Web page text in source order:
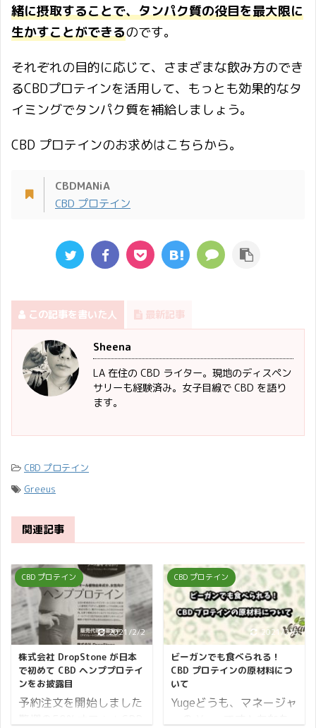
緒に摂取することで、タンパク質の役目を最大限に
生かすことができるのです。
それぞれの目的に応じて、さまざまな飲み方のでき
るCBDプロテインを活用して、もっとも効果的なタ
イミングでタンパク質を補給しましょう。
CBD プロテインのお求めはこちらから。
CBDMANiA
CBD プロテイン
この記事を書いた人 最新記事
Sheena
LA 在住の CBD ライター。現地のディスペン
サリーも経験済み。女子目線で CBD を語り
ます。
CBD プロテイン
Greeus
関連記事
CBD プロテイン
2021/2/2
株式会社 DropStone が日本
で初めて CBD ヘンププロテイ
ンをお披露目
予約注文を開始しました
CBD プロテイン
2021/2/6
ビーガンでも食べられる！
CBD プロテインの原材料につ
いて
Yugeどうも、マネージャ